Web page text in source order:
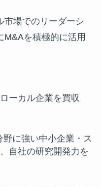
市場でのリーダーシ
M&Aを積極的に活用
ーカル企業を買収
に強い中小企業・ス
自社の研究開発力を